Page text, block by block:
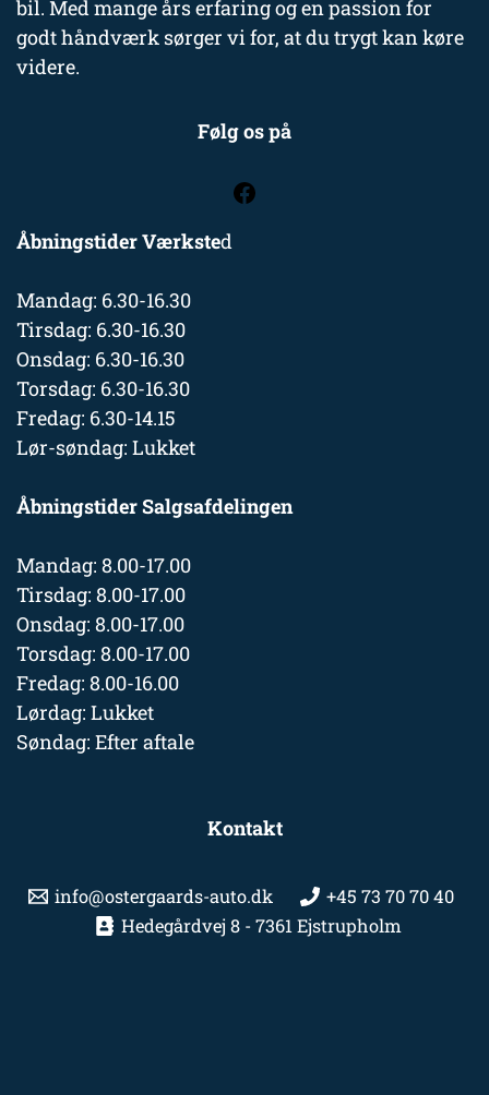
bil. Med mange års erfaring og en passion for
godt håndværk sørger vi for, at du trygt kan køre
videre.
Følg os på
Åbningstider Værksted
Mandag: 6.30-16.30
Tirsdag: 6.30-16.30
Onsdag: 6.30-16.30
Torsdag: 6.30-16.30
Fredag: 6.30-14.15
Lør-søndag: Lukket
Åbningstider Salgsafdelingen
Mandag: 8.00-17.00
Tirsdag: 8.00-17.00
Onsdag: 8.00-17.00
Torsdag: 8.00-17.00
Fredag: 8.00-16.00
Lørdag: Lukket
Søndag: Efter aftale
Kontakt
info@ostergaards-auto.dk
+45 73 70 70 40
Hedegårdvej 8 - 7361 Ejstrupholm